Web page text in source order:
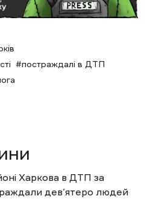
постраждалі в ДТП
Харкова в ДТП за
дев’ятеро людей